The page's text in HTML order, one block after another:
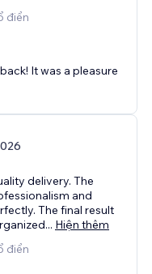
điển
It was a pleasure
delivery. The
and
The final result
... Hiện thêm
điển